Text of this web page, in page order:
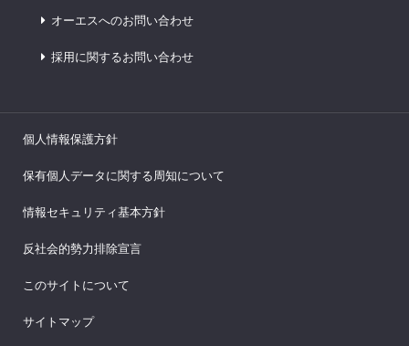
オーエスへのお問い合わせ
採用に関するお問い合わせ
個人情報保護方針
保有個人データに関する周知について
情報セキュリティ基本方針
反社会的勢力排除宣言
このサイトについて
サイトマップ